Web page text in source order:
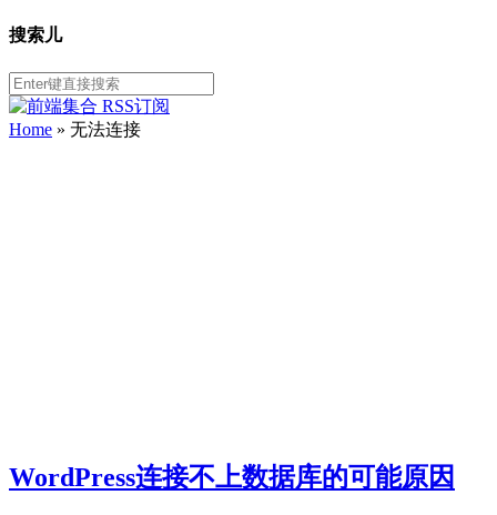
搜索儿
Home » 无法连接
WordPress连接不上数据库的可能原因